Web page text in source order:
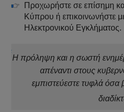
Προχωρήστε σε επίσημη
Κύπρου ή επικοινωνήστε
Ηλεκτρονικού Εγκλήματος.
Η πρόληψη και η σωστή
απέναντι στους
εμπιστεύεστε τυφλά όσα